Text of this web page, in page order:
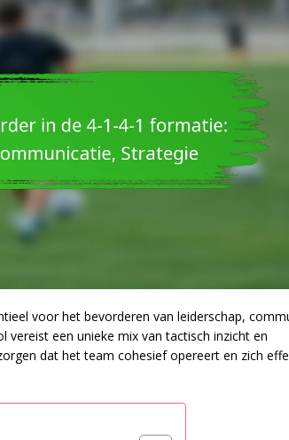
voor het bevorderen van leiderschap,
vereist een unieke mix van tactisch inzicht en
dat het team cohesief opereert en zich